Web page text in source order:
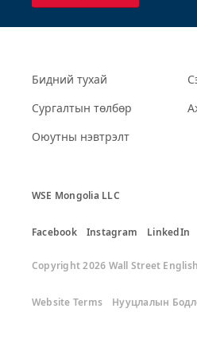
Бидний тухай
Сургалтын төлбөр
Оюутны нэвтрэлт
WSE Mongolia LLC
Facebook Instagram LinkedIn
Copyright 2026 Wall Street
Website Terms Нууцлалын